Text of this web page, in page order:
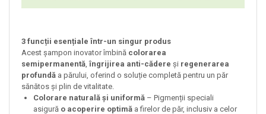
3 funcții esențiale într-un singur produs
Acest șampon inovator îmbină colorarea
semipermanentă,îngrijirea anti-cădere și regenerarea
profundă a părului, oferind o soluție completă pentru un păr
sănătos și plin de vitalitate.
Colorare naturală și uniformă – Pigmenții speciali
asigură o acoperire optimă a firelor de păr, inclusiv a celor